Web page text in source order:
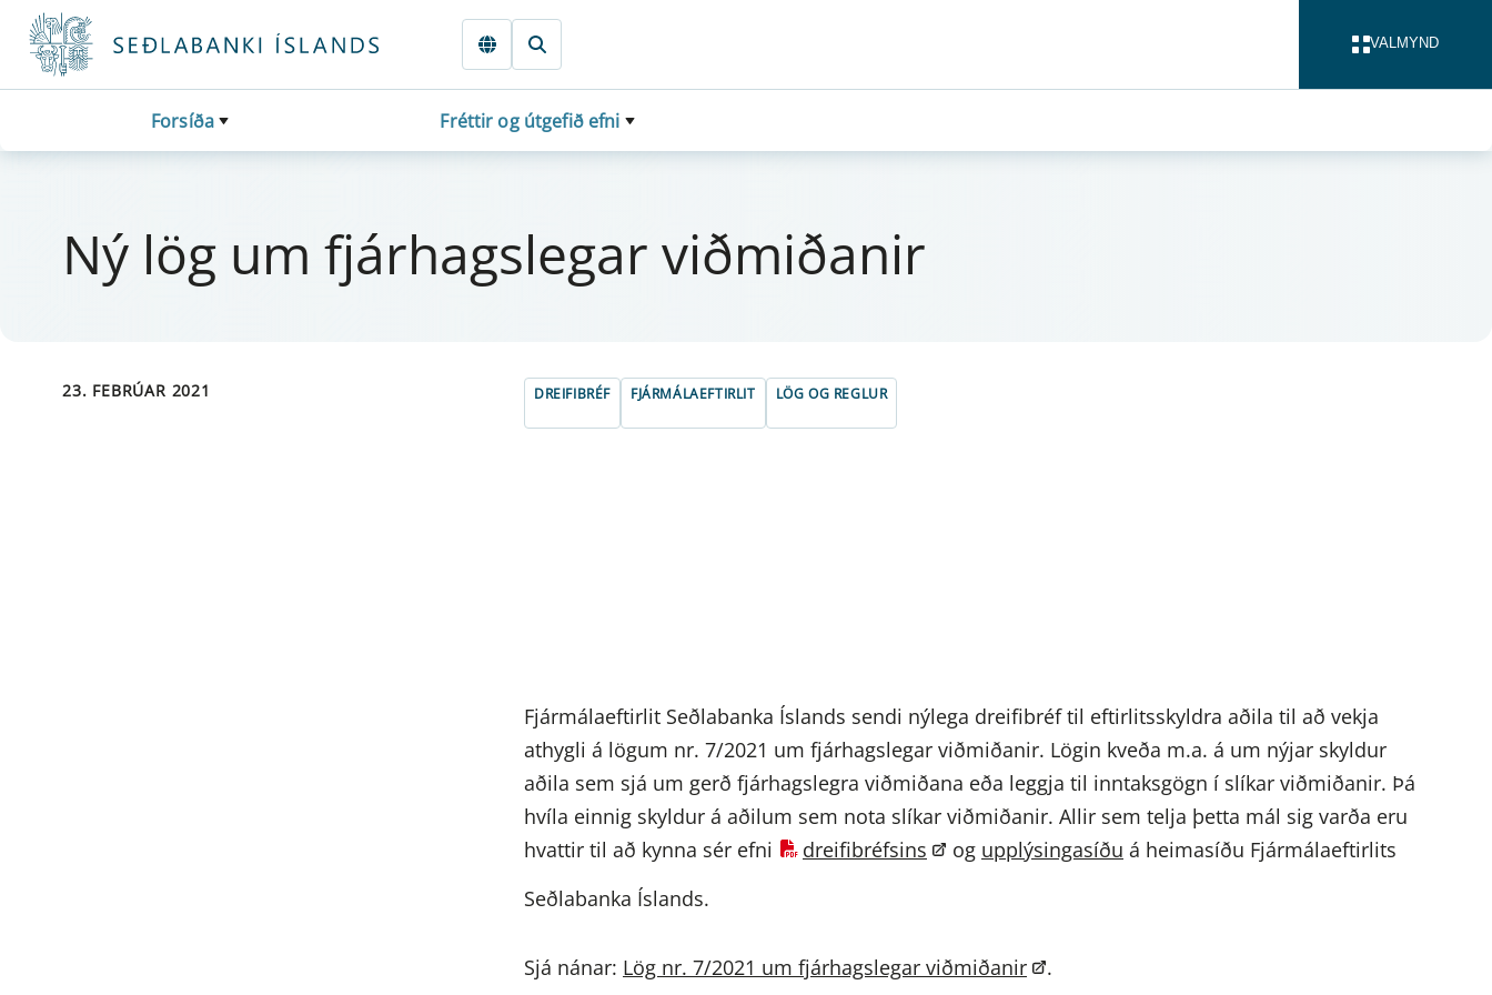
Fara beint í Meginmál
VALMYND
Forsíða Fréttir og útgefið efni
Ný lög um fjár­hags­leg­ar viðmiðan­ir
23. FEBRÚAR 2021 DREIFIBRÉF FJÁRMÁLAEFTIRLIT LÖG OG REGLUR
Fjármálaeftirlit Seðlabanka Íslands sendi nýlega dreifibréf til eftirlitsskyldra aðila til að vekja
athygli á lögum nr. 7/2021 um fjárhagslegar viðmiðanir. Lögin kveða m.a. á um nýjar skyldur
aðila sem sjá um gerð fjárhagslegra viðmiðana eða leggja til inntaksgögn í slíkar viðmiðanir. Þá
hvíla einnig skyldur á aðilum sem nota slíkar viðmiðanir. Allir sem telja þetta mál sig varða eru
hvattir til að kynna sér efni
dreifibréfsins og upplýsingasíðu á heimasíðu Fjármálaeftirlits
Seðlabanka Íslands.
Sjá nánar: Lög nr. 7/2021 um fjárhagslegar viðmiðanir .